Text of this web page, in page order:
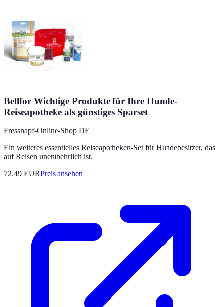
Bellfor Wichtige Produkte für Ihre Hunde-
Reiseapotheke als günstiges Sparset
Fressnapf-Online-Shop DE
Ein weiteres essentielles Reiseapotheken-Set für Hundebesitzer, das
auf Reisen unentbehrlich ist.
72.49 EURPreis ansehen